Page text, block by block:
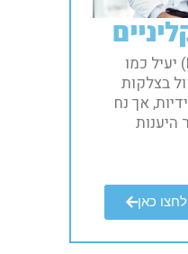
קלו קוט (Kelo Cote) יעיל כמו
בצלקות
אך נח
היענות
כאן